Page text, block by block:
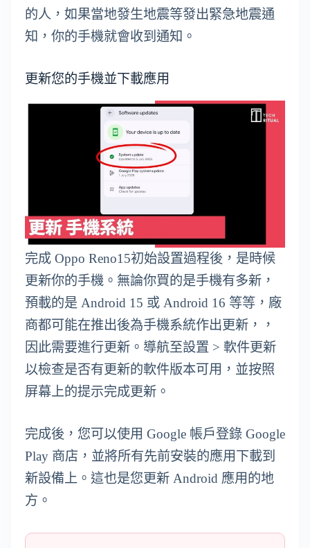
的人，如果當地發生地震等發出緊急地震通
知，你的手機就會收到通知。
更新您的手機並下載應用
完成 Oppo Reno15初始設置過程後，是時候
更新你的手機。無論你買的是手機有多新，
預載的是 Android 15 或 Android 16 等等，廠
商都可能在推出後為手機系統作出更新，，
因此需要進行更新。導航至設置 > 軟件更新
以檢查是否有更新的軟件版本可用，並按照
屏幕上的提示完成更新。
完成後，您可以使用 Google 帳戶登錄 Google
Play 商店，並將所有先前安裝的應用下載到
新設備上。這也是您更新 Android 應用的地
方。